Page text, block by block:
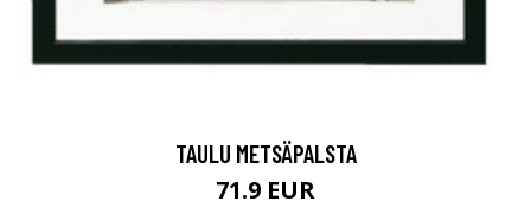
TAULU METSÄPALSTA
71.9 EUR